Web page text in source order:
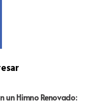
un Himno Renovado: